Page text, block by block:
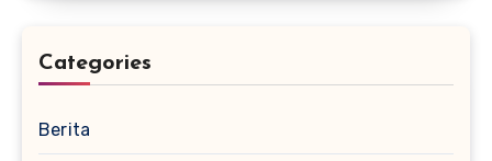
Categories
Berita